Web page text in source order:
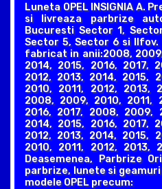
Luneta OPEL INSIGNIA A.
si livreaza parbrize
Bucuresti Sector 1,
Sector 5, Sector 6 si Ilfov.
fabricat in anii:2008,
2014, 2015, 2016, 2017,
2012, 2013, 2014, 2015,
2010, 2011, 2012, 2013,
2008, 2009, 2010, 2011,
2016, 2017, 2008, 2009,
2014, 2015, 2016, 2017,
2012, 2013, 2014, 2015,
2010, 2011, 2012, 2013,
Deasemenea, Parbrize
parbrize, lunete si
modele OPEL precum: